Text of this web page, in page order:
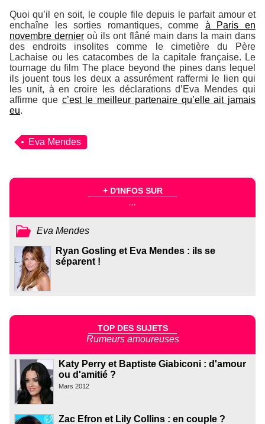
Quoi qu’il en soit, le couple file depuis le parfait amour et
enchaîne les sorties romantiques, comme à Paris en
novembre dernier où ils ont flâné main dans la main dans
des endroits insolites comme le cimetière du Père
Lachaise ou les catacombes de la capitale française. Le
tournage du film The place beyond the pinesdans lequel
ils jouent tous les deux a assurément raffermi le lien qui
les unit, à en croire les déclarations d’Eva Mendes qui
affirme que c’est le meilleur partenaire qu’elle ait jamais
eu.
Eva Mendes
+ D'INFOS SUR
...
Eva Mendes
Ryan Gosling et Eva Mendes : ils se
séparent !
TOP DES SUJETS
Rumeurs amoureuses
Katy Perry et Baptiste Giabiconi : d'amour
ou d'amitié ?
Mars 2012
Zac Efron et Lily Collins : en couple ?